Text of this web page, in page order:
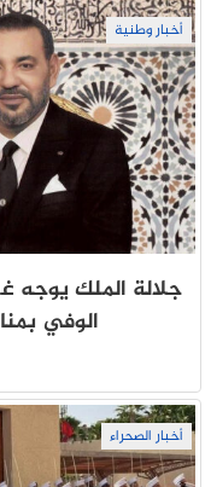
أخبار وطنية
جلالة الملك يوجه
الوفي
أخبار الصحراء